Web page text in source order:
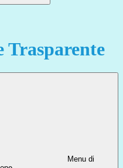
Menu di